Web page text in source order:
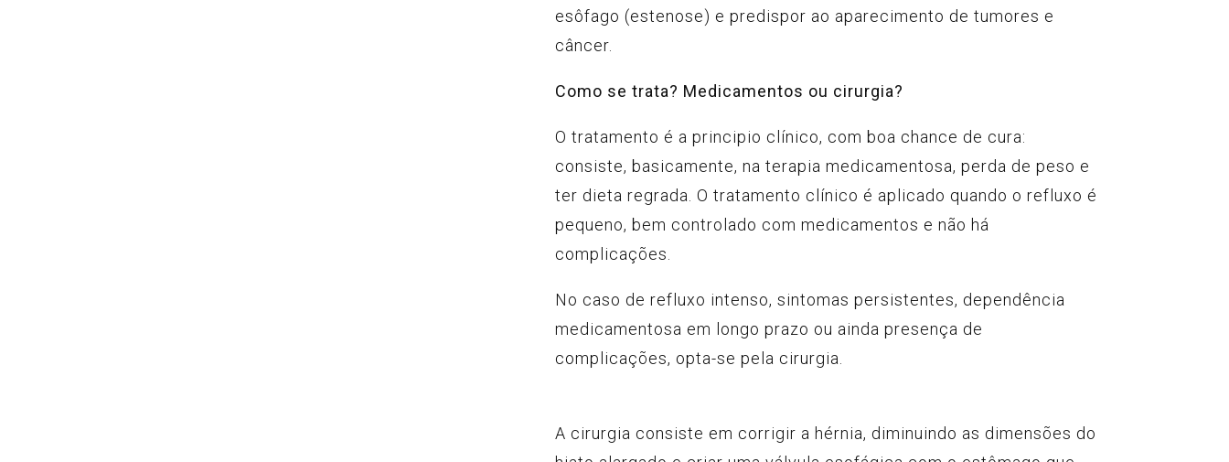
esôfago (estenose) e predispor ao aparecimento de tumores e
câncer.
Como se trata? Medicamentos ou cirurgia?
O tratamento é a principio clínico, com boa chance de cura:
consiste, basicamente, na terapia medicamentosa, perda de peso e
ter dieta regrada. O tratamento clínico é aplicado quando o refluxo é
pequeno, bem controlado com medicamentos e não há
complicações.
No caso de refluxo intenso, sintomas persistentes, dependência
medicamentosa em longo prazo ou ainda presença de
complicações, opta-se pela cirurgia.
A cirurgia consiste em corrigir a hérnia, diminuindo as dimensões do